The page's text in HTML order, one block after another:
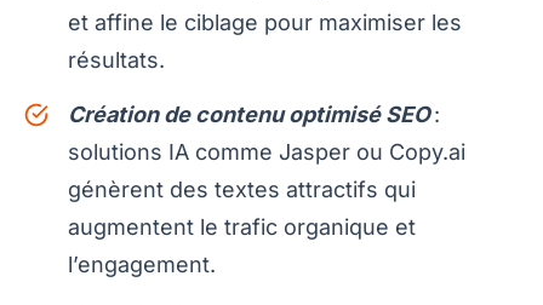
et affine le ciblage pour maximiser les
résultats.
Création de contenu optimisé SEO:
solutions IA comme Jasper ou Copy.ai
génèrent des textes attractifs qui
augmentent le trafic organique et
l’engagement.